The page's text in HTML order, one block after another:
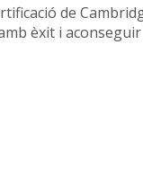
de
èxit i aconseguir